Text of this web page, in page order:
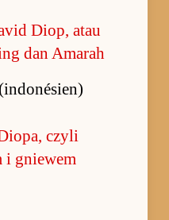
Diop, atau
dan Amarah
czyli
i gniewem